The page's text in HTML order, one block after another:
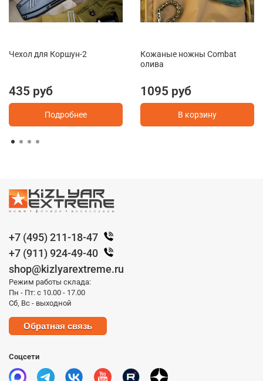
Чехол для Коршун-2
435 руб
Подробнее
Кожаные ножны Combat
олива
1095 руб
В корзину
+7 (495) 211-18-47
+7 (911) 924-49-40
shop@kizlyarextreme.ru
Режим работы склада:
Пн - Пт: с 10.00 - 17.00
Сб, Вс - выходной
Обратная связь
Соцсети